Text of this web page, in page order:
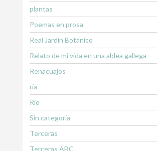
plantas
Poemas en prosa
Real Jardín Botánico
Relato de mi vida en una aldea gallega
Renacuajos
ría
Río
Sin categoría
Terceras
Terceras ABC